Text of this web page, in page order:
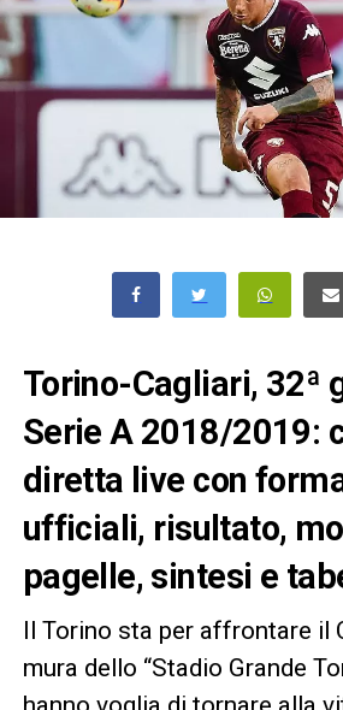
Torino-Cagliari, 32ª
Serie A 2018/2019:
diretta live con
ufficiali, risultato,
pagelle, sintesi e
Il Torino sta per affrontare il
mura dello “Stadio Grande